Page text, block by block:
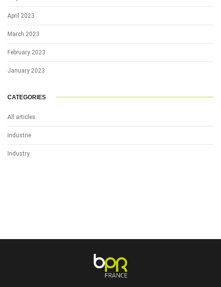
April 2023
March 2023
February 2023
January 2023
CATEGORIES
All articles
Industrie
Industry